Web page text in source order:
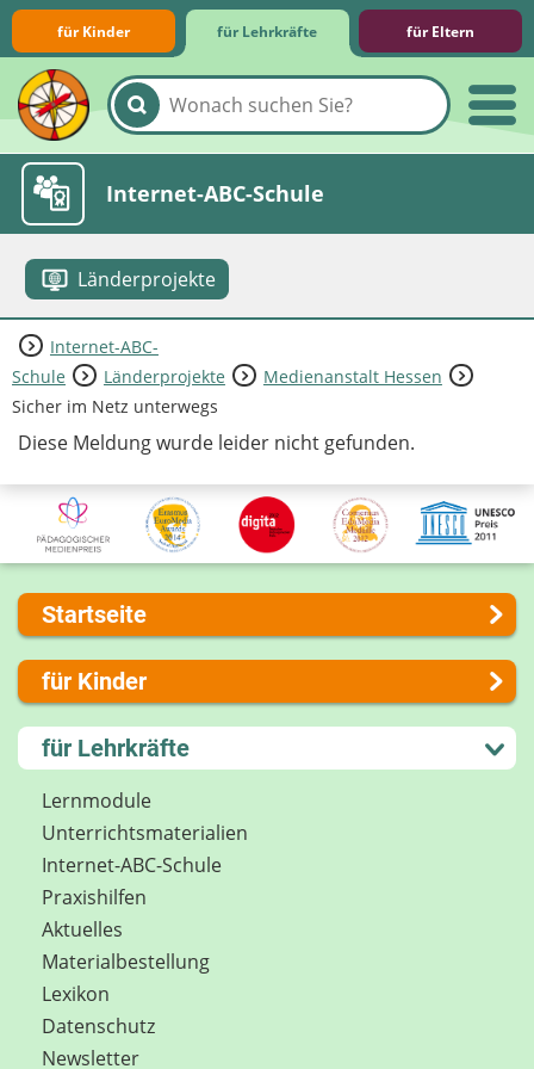
für Kinder für Lehrkräfte für Eltern
Lernmodule
Unterrichts­materialien
Internet-ABC-Schule
Länderprojekte
Praxishilfen
Aktuelles
Internet-ABC-
Schule
Länderprojekte
Medienanstalt Hessen
Sicher im Netz unterwegs
Diese Meldung wurde leider nicht gefunden.
Startseite
Über uns
Presse
Kontakt
Impressum
Internet-ABC Sitemap
Barrierefreiheit
Länderprojekte
für Kinder
Lernen und Schule
Hobby und Freizeit
Spiel und Spaß
Mitreden und Mitmachen
Lexikon
Datenschutz
Newsletter
für Lehrkräfte
Lernmodule
Unterrichts­materialien
Internet-ABC-Schule
Praxishilfen
Aktuelles
Materialbestellung
Lexikon
Datenschutz
Newsletter